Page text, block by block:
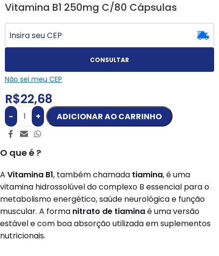
Vitamina B1 250mg C/80 Cápsulas
CONSULTAR
Não sei meu CEP
R$22,68
- + ADICIONAR AO CARRINHO
O que é ?
A Vitamina B1, também chamada tiamina, é uma
vitamina hidrossolúvel do complexo B essencial para o
metabolismo energético, saúde neurológica e função
muscular. A forma nitrato de tiaminaé uma versão
estável e com boa absorção utilizada em suplementos
nutricionais.